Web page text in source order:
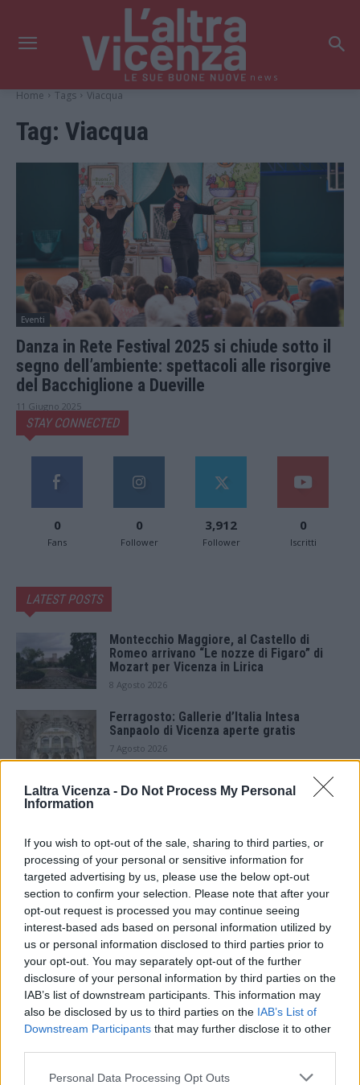
Laltra Vicenza - Do Not Process My Personal
Information
If you wish to opt-out of the sale, sharing to third parties, or
processing of your personal or sensitive information for
targeted advertising by us, please use the below opt-out
section to confirm your selection. Please note that after your
opt-out request is processed you may continue seeing
interest-based ads based on personal information utilized by
us or personal information disclosed to third parties prior to
your opt-out. You may separately opt-out of the further
disclosure of your personal information by third parties on the
IAB’s list of downstream participants. This information may
also be disclosed by us to third parties on the IAB’s List of
Downstream Participants that may further disclose it to other
Personal Data Processing Opt Outs
news
Home Tags Viacqua
Tag: Viacqua
Eventi
Danza in Rete Festival 2025 si chiude sotto il
segno dell’ambiente: spettacoli alle risorgive
del Bacchiglione a Dueville
11 Giugno 2025
STAY CONNECTED
0
Fans
0
Follower
3,912
Follower
0
Iscritti
LATEST POSTS
Montecchio Maggiore, al Castello di
Romeo arrivano “Le nozze di Figaro” di
Mozart per Vicenza in Lirica
8 Agosto 2026
Ferragosto: Gallerie d’Italia Intesa
Sanpaolo di Vicenza aperte gratis
7 Agosto 2026
Paolo Gnutti premiato come eccellenza
6 Agosto 2026
Berici in Festival 2026: a Lonigo “Little
Italy, sulla strada del sogno”
5 Agosto 2026
“Teatro in casa”: il 5 agosto il primo
spettacolo a Marano Vicentino con Maria
Celeste Carobene
4 Agosto 2026
Salotti Urbani 2026 al Bixio di Vicenza:
agosto inizia con libri, poesie e musica
3 Agosto 2026